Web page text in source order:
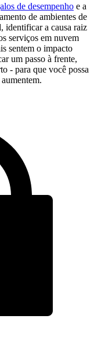
de desempenho e a
de ambientes de
identificar a causa raiz
serviços em nuvem
sentem o impacto
um passo à frente,
- para que você possa